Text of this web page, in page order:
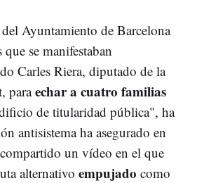
Ayuntamiento de Barcelona
se manifestaban
Carles Riera, diputado de la
paraechar a cuatro familias
de titularidad pública", ha
antisistema ha asegurado en
un vídeo en el que
alternativo empujado como